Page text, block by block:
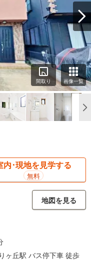
間取り 画像一覧
内･現地を見学する
無料
地図を見る
ヶ丘駅 バス停下車 徒歩